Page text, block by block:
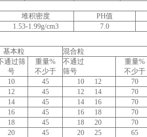
堆积密度 PH值
1.53-1.99g/cm3 7.0
本粒 混合粒
通过筛
号
重量%
不少于
不通过
筛号
重量%
不少于
10 45 10 12 70
12 45 12 14 70
14 45 14 16 70
16 45 16 18 70
18 45 18 20 70
20 45 20 25 65